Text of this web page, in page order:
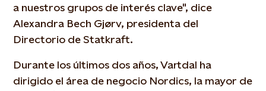
a nuestros grupos de interés clave", dice
Alexandra Bech Gjørv, presidenta del
Directorio de Statkraft.
Durante los últimos dos años, Vartdal ha
dirigido el área de negocio Nordics, la mayor de